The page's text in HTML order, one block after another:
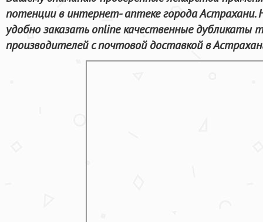
потенции в интернет- аптеке города
удобно заказать online качественные дубликаты
производителей с почтовой доставкой в